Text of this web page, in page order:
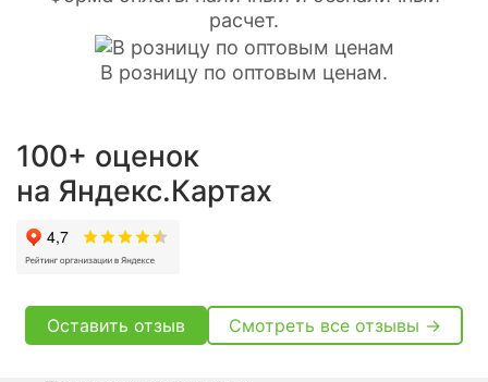
расчет.
В розницу по оптовым ценам.
100+ оценок
на Яндекс.Картах
Оставить отзыв Смотреть все отзывы →